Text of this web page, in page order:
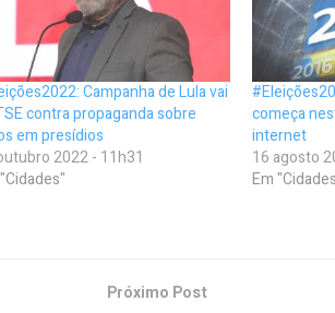
Campanha de Lula vai
contra propaganda sobre
em presídios
2022 - 11h31
começa
internet
16 agosto
Em
Próximo Post